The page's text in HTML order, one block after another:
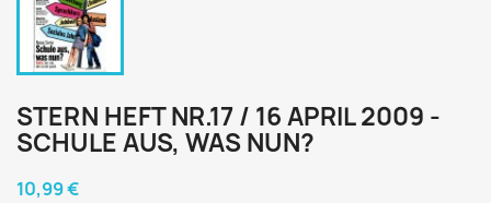
STERN HEFT NR.17 / 16 APRIL 2009 -
SCHULE AUS, WAS NUN?
10,99 €